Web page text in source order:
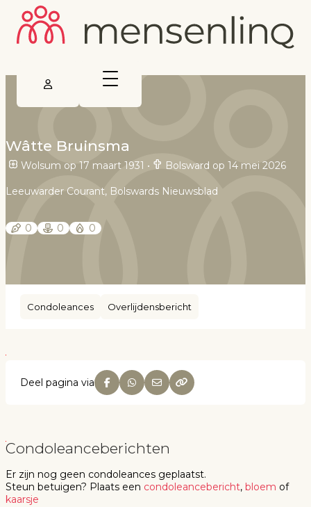
Wâtte Bruinsma
Wolsum op 17 maart 1931 • Bolsward op 14 mei 2026
Leeuwarder Courant, Bolswards Nieuwsblad
0 0 0
Condoleances Overlijdensbericht
Deel pagina via
Condoleanceberichten
Er zijn nog geen condoleances geplaatst.
Steun betuigen? Plaats een condoleancebericht, bloem of
kaarsje